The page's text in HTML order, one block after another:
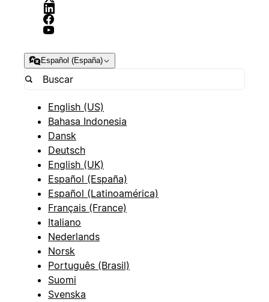
Español (España)
English (US)
Bahasa Indonesia
Dansk
Deutsch
English (UK)
Español (España)
Español (Latinoamérica)
Français (France)
Italiano
Nederlands
Norsk
Português (Brasil)
Suomi
Svenska